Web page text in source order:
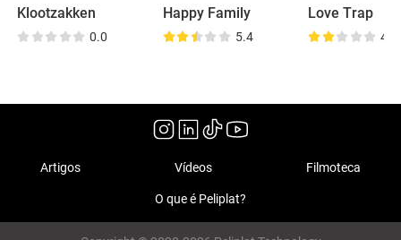
Klootzakken
0.0
Happy Family
5.4
Love Trap
4.4
Artigos Vídeos Filmoteca
O que é Peliplat?